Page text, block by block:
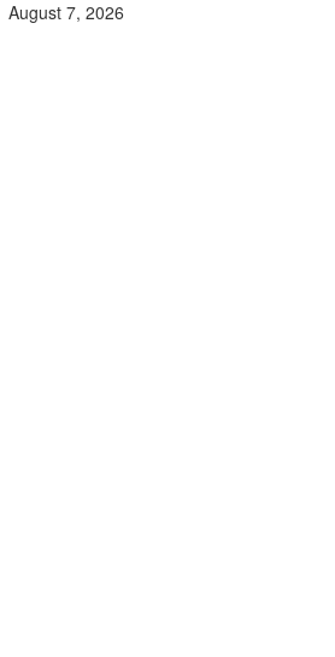
August 7, 2026